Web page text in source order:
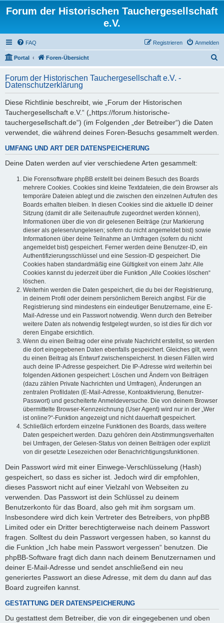
Forum der Historischen Tauchergesellschaft
e.V.
FAQ Anmelden
Registrieren
Portal Foren-Übersicht
h
Forum der Historischen Tauchergesellschaft e.V. -
Datenschutzerklärung
Diese Richtlinie beschreibt, wie „Forum der Historischen
Tauchergesellschaft e.V.“ („https://forum.historische-
tauchergesellschaft.de“) (im Folgenden „der Betreiber“) die Daten
verwendet, die während deines Foren-Besuchs gesammelt werden.
UMFANG UND ART DER DATENSPEICHERUNG
Deine Daten werden auf vier verschiedene Arten gesammelt:
Die Forensoftware phpBB erstellt bei deinem Besuch des Boards
mehrere Cookies. Cookies sind kleine Textdateien, die dein Browser als
temporäre Dateien ablegt und die zwischen den einzelnen Aufrufen des
Boards erhalten bleiben. In diesen Cookies sind die aktuelle ID deiner
Sitzung (damit dir alle Seitenaufrufe zugeordnet werden können),
Informationen über die von dir gelesenen Beiträge (zur Markierung
dieser als gelesen/ungelesen; sofern du nicht angemeldet bist) sowie
Informationen über deine Teilnahme an Umfragen (sofern du nicht
angemeldet bist) gespeichert. Ferner werden deine Benutzer-ID, ein
Authentifizierungsschlüssel und eine Session-ID gespeichert. Die
Cookies haben standardmäßig eine Gültigkeit von einem Jahr. Alle
Cookies kannst du jederzeit über die Funktion „Alle Cookies löschen“
löschen.
Weiterhin werden die Daten gespeichert, die du bei der Registrierung,
in deinem Profil oder deinem persönlichem Bereich angibst. Für die
Registrierung sind mindestens ein eindeutiger Benutzername, eine E-
Mail-Adresse und ein Passwort notwendig. Wenn durch den Betreiber
weitere Daten als notwendig festgelegt wurden, so ist dies für dich vor
deren Eingabe ersichtlich.
Wenn du einen Beitrag oder eine private Nachricht erstellst, so werden
die dort eingegebenen Daten ebenfalls gespeichert. Gleiches gilt, wenn
du einen Beitrag als Entwurf zwischenspeicherst. In diesen Fällen wird
auch deine IP-Adresse gespeichert. Die IP-Adresse wird weiterhin bei
folgenden Aktionen gespeichert: Löschen und Ändern von Beiträgen
(dazu zählen Private Nachrichten und Umfragen), Änderungen an
zentralen Profildaten (E-Mail-Adresse, Kontoaktivierung, Benutzer-
Passwort) und gescheiterte Anmeldeversuche. Die von deinem Browser
übermittelte Browser-Kennzeichnung (User Agent) wird nur in der „Wer
ist online?“-Funktion angezeigt und nicht dauerhaft gespeichert.
Schließlich erfordern einzelne Funktionen des Boards, dass weitere
Daten gespeichert werden. Dazu gehören dein Abstimmungsverhalten
bei Umfragen, der Gelesen-Status von deinen Beiträgen oder explizit
von dir gesetzte Lesezeichen oder Benachrichtigungsfunktionen.
Dein Passwort wird mit einer Einwege-Verschlüsselung (Hash)
gespeichert, so dass es sicher ist. Jedoch wird dir empfohlen,
dieses Passwort nicht auf einer Vielzahl von Webseiten zu
verwenden. Das Passwort ist dein Schlüssel zu deinem
Benutzerkonto für das Board, also geh mit ihm sorgsam um.
Insbesondere wird dich kein Vertreter des Betreibers, von phpBB
Limited oder ein Dritter berechtigterweise nach deinem Passwort
fragen. Solltest du dein Passwort vergessen haben, so kannst du
die Funktion „Ich habe mein Passwort vergessen“ benutzen. Die
phpBB-Software fragt dich dann nach deinem Benutzernamen und
deiner E-Mail-Adresse und sendet anschließend ein neu
generiertes Passwort an diese Adresse, mit dem du dann auf das
Board zugreifen kannst.
GESTATTUNG DER DATENSPEICHERUNG
Du gestattest dem Betreiber, die von dir eingegebenen und oben